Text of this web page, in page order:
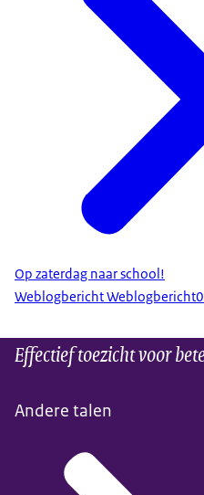
Op zaterdag naar school!
Weblogbericht Weblogbericht
Effectief toezicht voor
Andere talen